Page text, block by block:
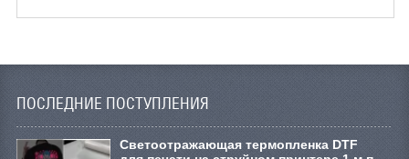
ПОСЛЕДНИЕ ПОСТУПЛЕНИЯ
Cветоотражающая термопленка DTF